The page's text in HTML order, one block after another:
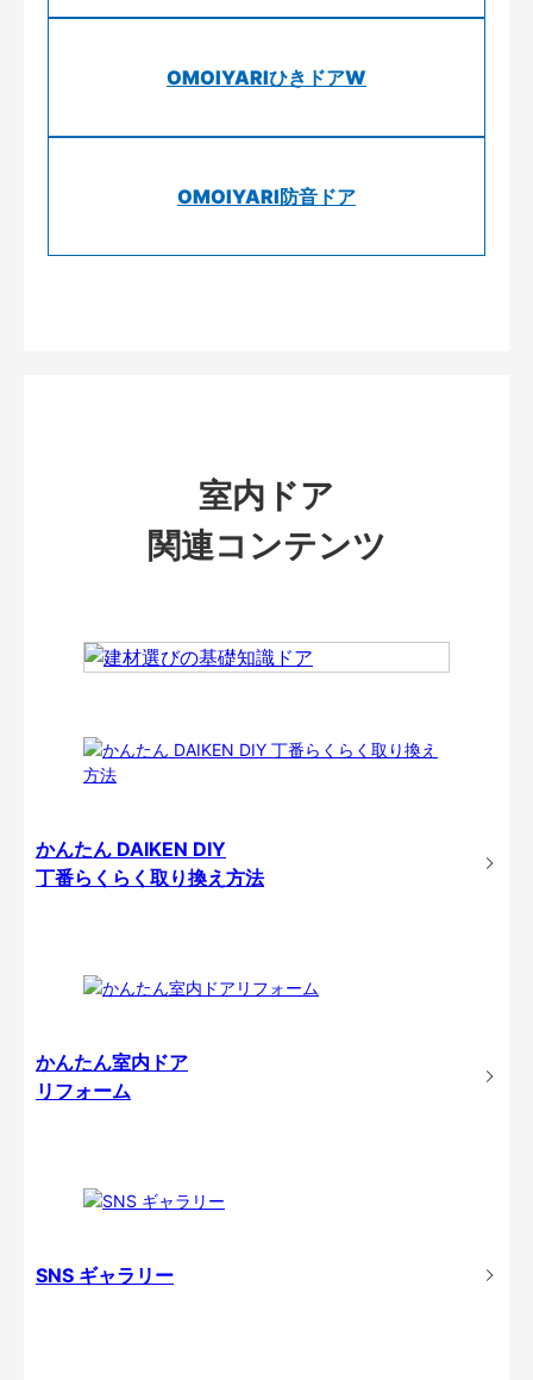
OMOIYARIひきドアW
OMOIYARI防音ドア
室内ドア
関連コンテンツ
かんたん DAIKEN DIY
丁番らくらく取り換え方法
かんたん室内ドア
リフォーム
SNS ギャラリー